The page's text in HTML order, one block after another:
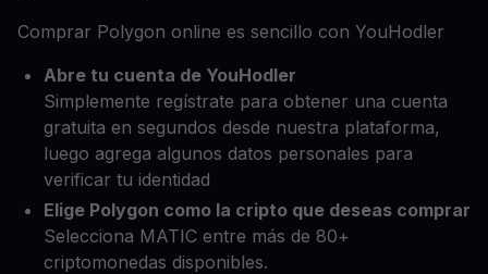
Comprar Polygon online es sencillo con YouHodler
Abre tu cuenta de YouHodler
Simplemente regístrate para obtener una cuenta
gratuita en segundos desde nuestra plataforma,
luego agrega algunos datos personales para
verificar tu identidad
Elige Polygon como la cripto que deseas comprar
Selecciona MATIC entre más de 80+
criptomonedas disponibles.